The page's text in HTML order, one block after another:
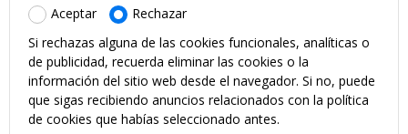
Aceptar
Rechazar
Si rechazas alguna de las cookies funcionales, analíticas o
de publicidad, recuerda eliminar las cookies o la
información del sitio web desde el navegador. Si no, puede
que sigas recibiendo anuncios relacionados con la política
de cookies que habías seleccionado antes.